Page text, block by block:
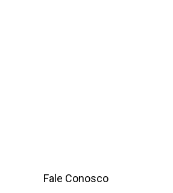
Fale Conosco